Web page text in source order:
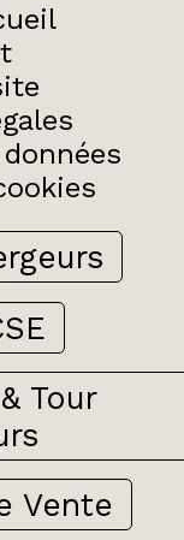
Tour
Vente